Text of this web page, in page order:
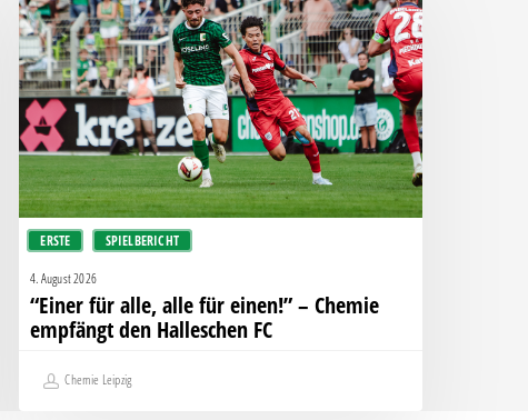
ERSTE SPIELBERICHT
alle,
alle
für
einen!”
–
Chemie
empfängt
den
Halleschen
FC4. August 2026
“Einer für alle, alle für einen!” – Chemie
empfängt den Halleschen FC
Chemie Leipzig